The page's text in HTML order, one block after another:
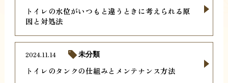
トイレの水位がいつもと違うときに考えられる原
因と対処法
トイレのタンクの仕組みとメンテナンス方法
2024.11.14 未分類